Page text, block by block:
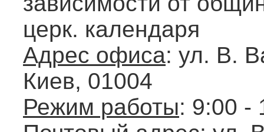
церк. календаря
Адрес офиса: ул. В.
Киев, 01004
Режим работы: 9:00 -